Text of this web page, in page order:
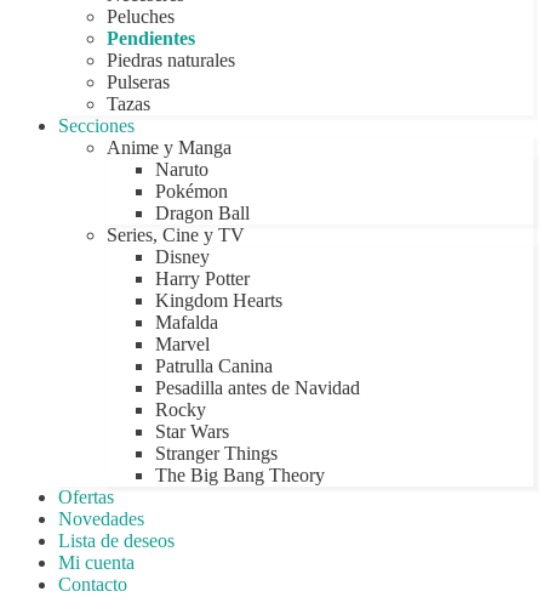
Peluches
Pendientes
Piedras naturales
Pulseras
Tazas
Secciones
Anime y Manga
Naruto
Pokémon
Dragon Ball
Series, Cine y TV
Disney
Harry Potter
Kingdom Hearts
Mafalda
Marvel
Patrulla Canina
Pesadilla antes de Navidad
Rocky
Star Wars
Stranger Things
The Big Bang Theory
Ofertas
Novedades
Lista de deseos
Mi cuenta
Contacto